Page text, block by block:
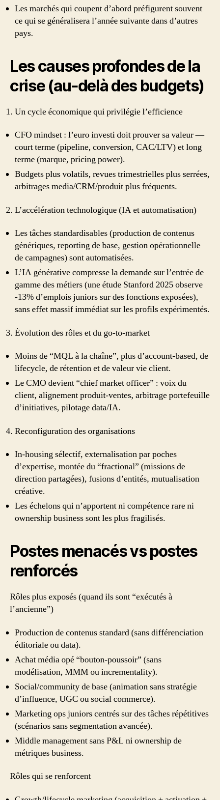
Les marchés qui coupent d’abord préfigurent souvent
ce qui se généralisera l’année suivante dans d’autres
pays.
Les causes profondes de la
crise (au-delà des budgets)
Un cycle économique qui privilégie l’efficience
CFO mindset : l’euro investi doit prouver sa valeur —
court terme (pipeline, conversion, CAC/LTV) et long
terme (marque, pricing power).
Budgets plus volatils, revues trimestrielles plus serrées,
arbitrages media/CRM/produit plus fréquents.
L’accélération technologique (IA et automatisation)
Les tâches standardisables (production de contenus
génériques, reporting de base, gestion opérationnelle
de campagnes) sont automatisées.
L’IA générative compresse la demande sur l’entrée de
gamme des métiers (une étude Stanford 2025 observe
-13% d’emplois juniors sur des fonctions exposées),
sans effet massif immédiat sur les profils expérimentés.
Évolution des rôles et du go-to-market
Moins de “MQL à la chaîne”, plus d’account-based, de
lifecycle, de rétention et de valeur vie client.
Le CMO devient “chief market officer” : voix du
client, alignement produit-ventes, arbitrage portefeuille
d’initiatives, pilotage data/IA.
Reconfiguration des organisations
In-housing sélectif, externalisation par poches
d’expertise, montée du “fractional” (missions de
direction partagées), fusions d’entités, mutualisation
créative.
Les échelons qui n’apportent ni compétence rare ni
ownership business sont les plus fragilisés.
Postes menacés vs postes
renforcés
Rôles plus exposés (quand ils sont “exécutés à
l’ancienne”)
Production de contenus standard (sans différenciation
éditoriale ou data).
Achat média opé “bouton-poussoir” (sans
modélisation, MMM ou incrementality).
Social/community de base (animation sans stratégie
d’influence, UGC ou social commerce).
Marketing ops juniors centrés sur des tâches répétitives
(scénarios sans segmentation avancée).
Middle management sans P&L ni ownership de
métriques business.
Rôles qui se renforcent